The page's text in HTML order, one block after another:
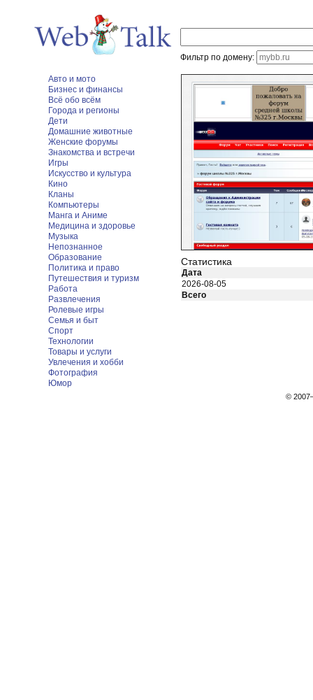
Фильтр по домену:
Авто и мото
Бизнес и финансы
Всё обо всём
Города и регионы
Дети
Домашние животные
Женские форумы
Знакомства и встречи
Игры
Искусство и культура
Кино
Кланы
Компьютеры
Манга и Аниме
Медицина и здоровье
Музыка
Непознанное
Образование
Политика и право
Путешествия и туризм
Работа
Развлечения
Ролевые игры
Семья и быт
Спорт
Технологии
Товары и услуги
Увлечения и хобби
Фотография
Юмор
Статистика
Дата
2026-08-05
Всего
©